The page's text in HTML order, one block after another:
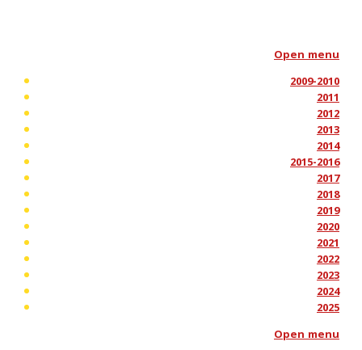
Open menu
2009-2010
2011
2012
2013
2014
2015-2016
2017
2018
2019
2020
2021
2022
2023
2024
2025
Open menu